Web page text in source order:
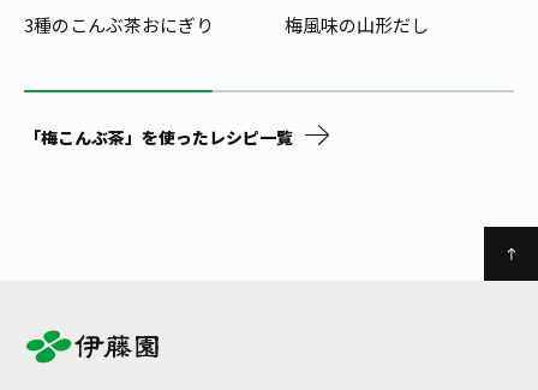
3種のこんぶ茶おにぎり 梅風味の山形だし
「梅こんぶ茶」を使ったレシピ一覧